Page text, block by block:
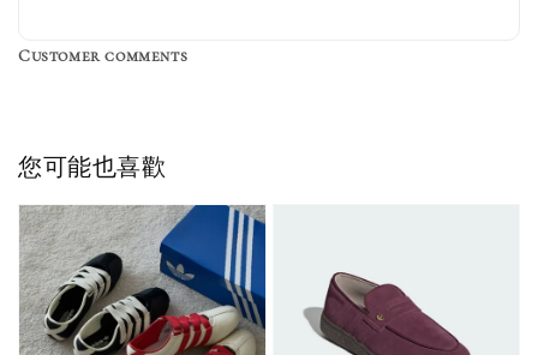
Customer comments
您可能也喜歡